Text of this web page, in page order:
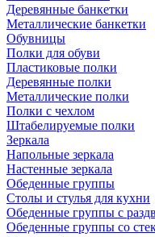
Деревянные банкетки
Металлические банкетки
Обувницы
Полки для обуви
Пластиковые полки
Деревянные полки
Металлические полки
Полки с чехлом
Штабелируемые полки
Зеркала
Напольные зеркала
Настенные зеркала
Обеденные группы
Столы и стулья для кухни
Обеденные группы с
Обеденные группы со